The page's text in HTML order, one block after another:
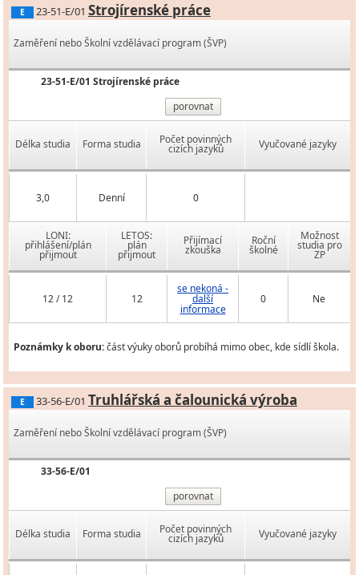
E 23-51-E/01 Strojírenské práce
Zaměření nebo Školní vzdělávací program (ŠVP)
23-51-E/01 Strojírenské práce
porovnat
Délka studia Forma studia Počet povinných
cizích jazyků Vyučované jazyky
3,0 Denní 0
LONI:
přihlášení/plán
přijmout
LETOS:
plán
přijmout
Přijímací
zkouška
Roční
školné
Možnost
studia pro
ZP
12 / 12 12
se nekoná -
další
informace
0 Ne
Poznámky k oboru:část výuky oborů probíhá mimo obec, kde sídlí škola.
E 33-56-E/01 Truhlářská a čalounická výroba
Zaměření nebo Školní vzdělávací program (ŠVP)
33-56-E/01
porovnat
Délka studia Forma studia Počet povinných
cizích jazyků Vyučované jazyky